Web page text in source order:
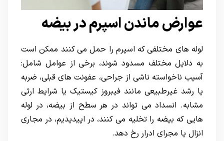
عوارض ماندن اسپرم در بیضه
لوله های مختلفی که اسپرم را حمل می کنند ممکن است
به دلایل مختلف مسدود شوند، برخی از عوامل شامل:
آسیب ناخواسته ناشی از جراحی، عفونت های قبلی، ضربه
یا رشد غیرطبیعی مانند فیبروز کیستیک یا شرایط ارثی
مشابه. انسداد می تواند در هر سطح از بیضه، در لوله
هایی که بیضه را تخلیه می کنند، در اپیدیدیم، در مجاری
انزال یا مجرای ادرار رخ دهد.